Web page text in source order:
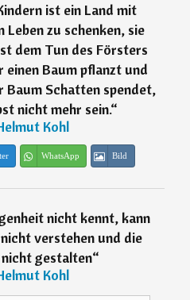
ist ein Land mit
Leben zu schenken, sie
dem Tun des Försters
einen Baum pflanzt und
Baum Schatten spendet,
nicht mehr sein.“
Kohl
WhatsApp Bild
nicht kennt, kann
verstehen und die
gestalten“
Kohl